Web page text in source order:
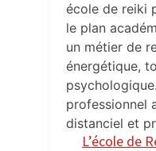
école de reiki
le plan
un métier de
énergétique,
professionnel
distanciel et
L’école de